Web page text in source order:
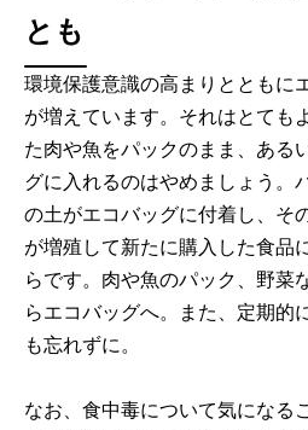
とも
環境保護意識の高まりとともに
が増えています。それはとても
た肉や魚をパックのまま、ある
グに入れるのはやめましょう。
の土がエコバッグに付着し、そ
が増殖して新たに購入した食品
らです。肉や魚のパック、野菜
らエコバッグへ。また、定期的
も忘れずに。
なお、食中毒について気になる